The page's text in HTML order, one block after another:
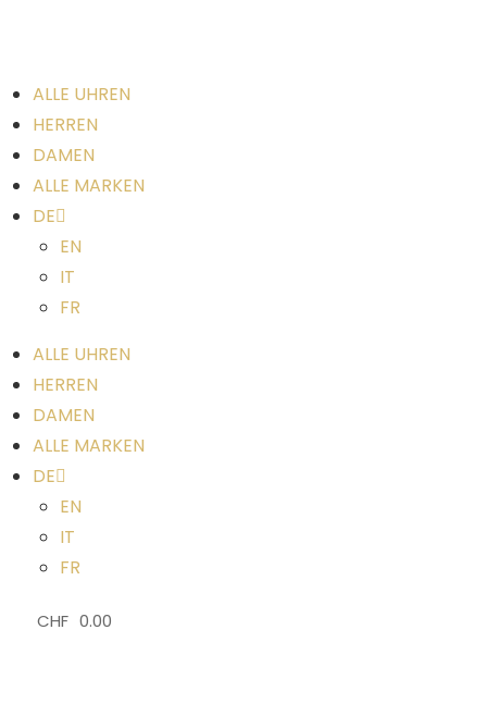
ALLE UHREN
HERREN
DAMEN
ALLE MARKEN
DE
EN
IT
FR
ALLE UHREN
HERREN
DAMEN
ALLE MARKEN
DE
EN
IT
FR
CHF 0.00